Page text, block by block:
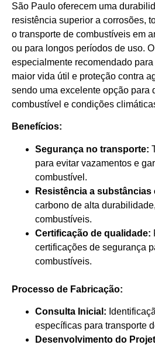
São Paulo oferecem uma
resistência superior a corrosões,
o transporte de combustíveis em
ou para longos períodos de uso.
especialmente recomendado
maior vida útil e proteção contra
sendo uma excelente opção para
combustível e condições
Benefícios:
Segurança no transporte:
para evitar vazamentos e
combustível.
Resistência a
carbono de alta
combustíveis.
Certificação de qualidade:
certificações de segurança
combustíveis.
Processo de Fabricação:
Consulta Inicial:
específicas para transporte
Desenvolvimento do